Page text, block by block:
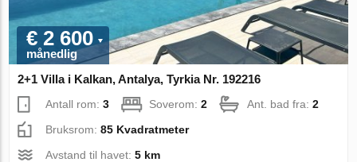
€ 2 600
månedlig
2+1 Villa i Kalkan, Antalya, Tyrkia Nr. 192216
Antall rom:3 Soverom:2 Ant. bad fra:2
Bruksrom:85 Kvadratmeter
Avstand til havet:5 km